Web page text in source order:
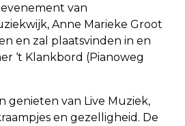
van
Anne Marieke Groot
en zal plaatsvinden in en
‘t Klankbord (Pianoweg
genieten van Live Muziek,
en gezelligheid. De